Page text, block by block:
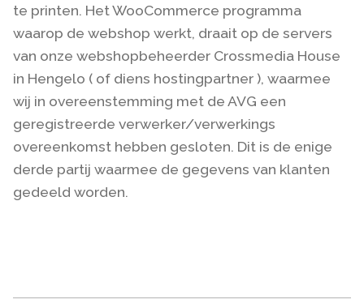
te printen. Het WooCommerce programma
waarop de webshop werkt, draait op de servers
van onze webshopbeheerder Crossmedia House
in Hengelo ( of diens hostingpartner ), waarmee
wij in overeenstemming met de AVG een
geregistreerde verwerker/verwerkings
overeenkomst hebben gesloten. Dit is de enige
derde partij waarmee de gegevens van klanten
gedeeld worden.